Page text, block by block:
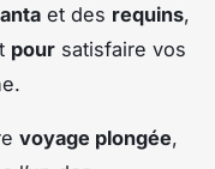
et des requins,
pour satisfaire vos
voyage plongée,